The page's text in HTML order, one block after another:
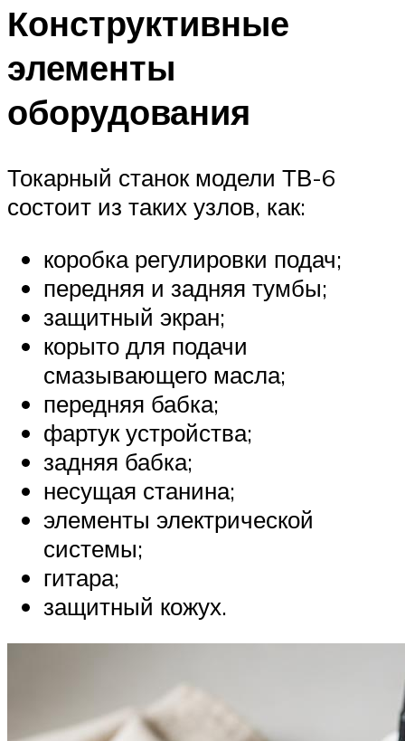
Конструктивные
элементы
оборудования
Токарный станок модели ТВ-6
состоит из таких узлов, как:
коробка регулировки подач;
передняя и задняя тумбы;
защитный экран;
корыто для подачи
смазывающего масла;
передняя бабка;
фартук устройства;
задняя бабка;
несущая станина;
элементы электрической
системы;
гитара;
защитный кожух.